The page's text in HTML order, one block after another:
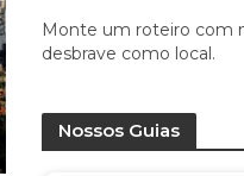
Monte um roteiro com
desbrave como local.
Nossos Guias